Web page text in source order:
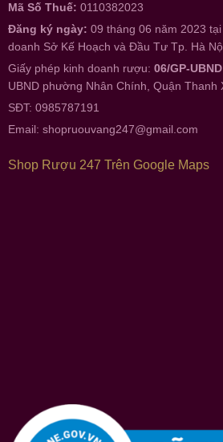
Mã Số Thuế: 0110382023
Đăng ký ngày: 09 tháng 06 năm 2023
doanh Sở Kế Hoạch và Đầu Tư Tp. Hà
Giấy phép kinh doanh rượu: 06/GP-UBND
UBND phường Nhân Chính, Quận Thanh
SĐT: 0985787191
Email: shopruouvang247@gmail.com
Shop Rượu 247 Trên Google Maps